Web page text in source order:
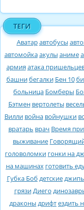
ТЕГИ
Аватаравтобусы
автомойкаакулы аниме
армия атака
башнибегалки Бен 10
больница Бомберы
Бэтмен вертолеты
Вилли война войнушки
вратарь врач Время
выживание
головоломки гонки на
на машинах готовить
Губка Боб детские
грязиДиего
драконы дрифтездить